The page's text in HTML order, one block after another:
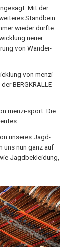
Mit der
Standbein
wieder durfte
neuer
von Wander-
von menzi-
BERGKRALLE
menzi-sport. Die
unseres Jagd-
uns nun ganz auf
Jagdbekleidung,